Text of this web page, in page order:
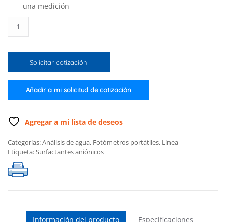
una medición
para
aniónicos
medidor)
cantidad
Solicitar cotización
Añadir a mi solicitud de cotización
Agregar a mi lista de deseos
Categorías:Análisis de agua, Fotómetros portátiles, Línea
Etiqueta:Surfactantes aniónicos
Información del producto Especificaciones